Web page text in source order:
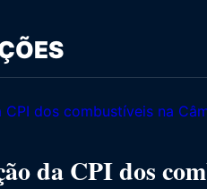
da CPI dos